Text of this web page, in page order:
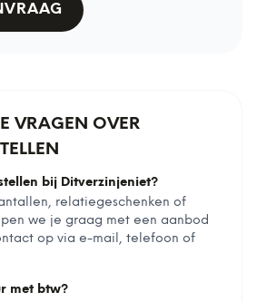
VRAGEN OVER
bij Ditverzinjeniet?
relatiegeschenken of
we je graag met een aanbod
op via e-mail, telefoon of
met btw?